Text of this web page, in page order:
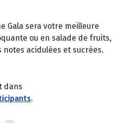
Gala sera votre meilleure
ou en salade de fruits,
acidulées et sucrées.
dans
.